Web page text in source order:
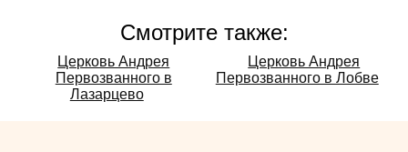
Смотрите также:
Смотрите
также:
Церковь Андрея
Первозванного в
Лазарцево
Церковь Андрея
Первозванного в Лобве